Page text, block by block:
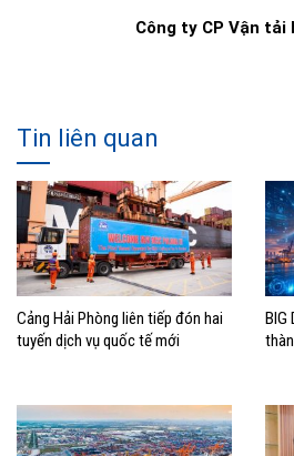
Công ty CP Vận tải
Tin liên quan
Cảng Hải Phòng liên tiếp đón hai
tuyến dịch vụ quốc tế mới
BIG